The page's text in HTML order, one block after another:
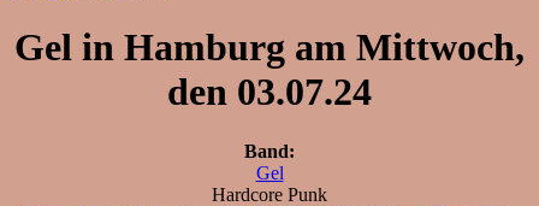
Gel in Hamburg am Mittwoch,
den 03.07.24
Band:
Gel
Hardcore Punk